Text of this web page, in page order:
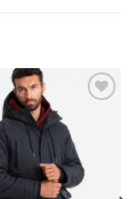
Add to wishlist